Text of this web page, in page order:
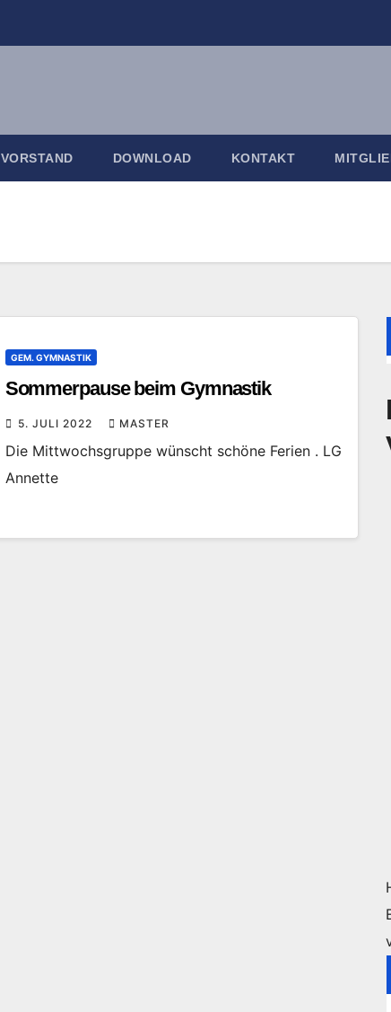
VORSTAND DOWNLOAD KONTAKT
GEM. GYMNASTIK
Sommerpause beim Gymnastik
5. JULI 2022 MASTER
Die Mittwochsgruppe wünscht schöne Ferien . LG
Annette